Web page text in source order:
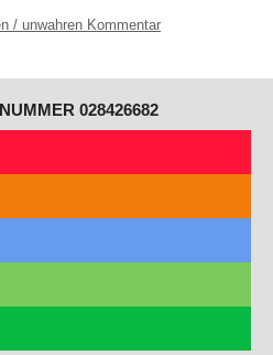
/ unwahren Kommentar
028426682